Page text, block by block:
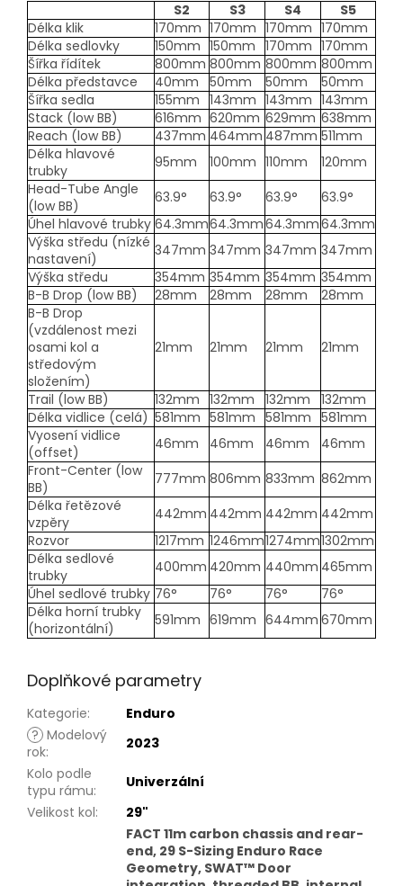
S2 S3 S4
S5
Délka klik
170mm 170mm 170mm 170mm
Délka sedlovky
150mm 150mm 170mm 170mm
Šířka řídítek
800mm 800mm 800mm 800mm
Délka představce
40mm 50mm 50mm
50mm
Šířka sedla
155mm 143mm 143mm 143mm
Stack (low BB)
616mm 620mm 629mm 638mm
Reach (low BB)
437mm 464mm 487mm 511mm
Délka hlavové
trubky
95mm 100mm 110mm
120mm
Head-Tube Angle
(low BB)
63.9° 63.9° 63.9°
63.9°
Úhel hlavové trubky 64.3mm64.3mm64.3mm64.3mm
Výška středu (nízké
nastavení)
347mm 347mm 347mm 347mm
Výška středu
354mm 354mm 354mm 354mm
B-B Drop (low BB)
28mm 28mm 28mm
28mm
B-B Drop
(vzdálenost mezi
osami kol a
středovým
složením)
21mm 21mm 21mm 21mm
Trail (low BB) 132mm 132mm 132mm
132mm
Délka vidlice (celá) 581mm 581mm 581mm 581mm
Vyosení vidlice
(offset)
46mm 46mm 46mm
46mm
Front-Center (low
BB)
777mm 806mm 833mm 862mm
Délka řetězové
vzpěry
442mm 442mm 442mm 442mm
Rozvor
1217mm 1246mm1274mm1302mm
Délka sedlové
trubky
400mm 420mm 440mm 465mm
Úhel sedlové trubky 76° 76° 76°
76°
Délka horní trubky
(horizontální)
591mm 619mm 644mm 670mm
Doplňkové parametry
Kategorie:
Enduro
? Modelový
rok:
2023
Kolo podle
typu rámu:
Univerzální
Velikost kol: 29"
FACT 11m carbon chassis and rear-
end, 29 S-Sizing Enduro Race
Geometry, SWAT™ Door